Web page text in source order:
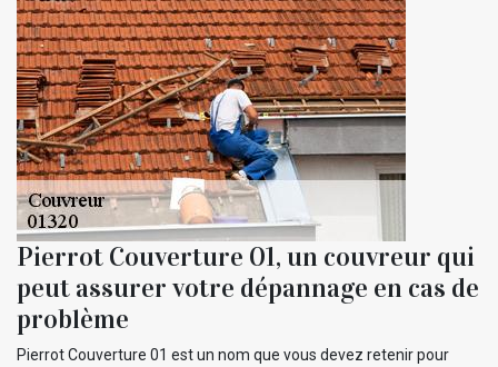
Pierrot Couverture 01, un couvreur qui
peut assurer votre dépannage en cas de
problème
Pierrot Couverture 01 est un nom que vous devez retenir pour